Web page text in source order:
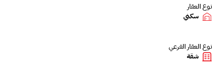
نوع العقار
سكني
نوع العقار الفرعي
شقة